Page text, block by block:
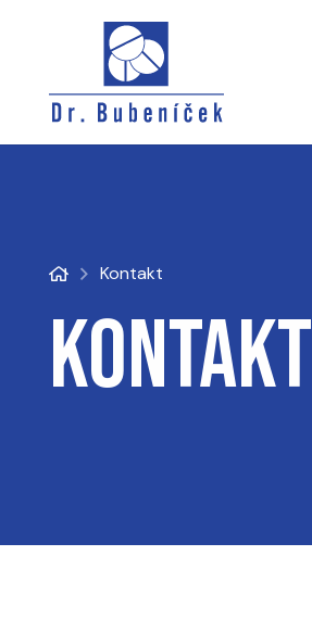
Kontakt
Kontakt